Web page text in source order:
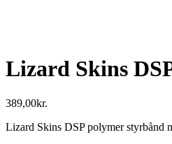
Lizard Skins
389,00kr.
Lizard Skins DSP polymer styrbånd